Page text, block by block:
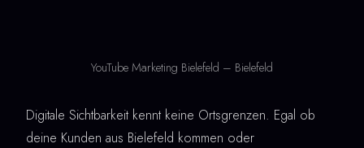
YouTube Marketing Bielefeld – Bielefeld
Digitale Sichtbarkeit kennt keine Ortsgrenzen. Egal ob
deine Kunden aus Bielefeld kommen oder